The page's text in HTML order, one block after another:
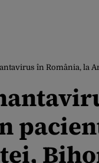
în România, la